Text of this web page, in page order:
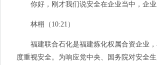
你好，刚才我们说安全在企业当中，企业
林栩（10:21）
福建联合石化是福建炼化权属合资企业，
度重视安全。为响应党中央、国务院对安全